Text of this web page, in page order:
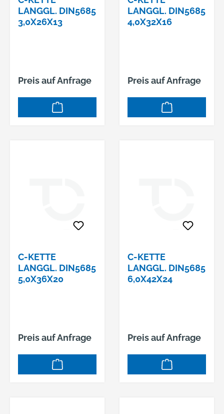
LANGGL. DIN5685
3,0X26X13
Preis auf Anfrage
LANGGL. DIN5685
4,0X32X16
Preis auf Anfrage
C-KETTE
LANGGL. DIN5685
5,0X36X20
Preis auf Anfrage
C-KETTE
LANGGL. DIN5685
6,0X42X24
Preis auf Anfrage